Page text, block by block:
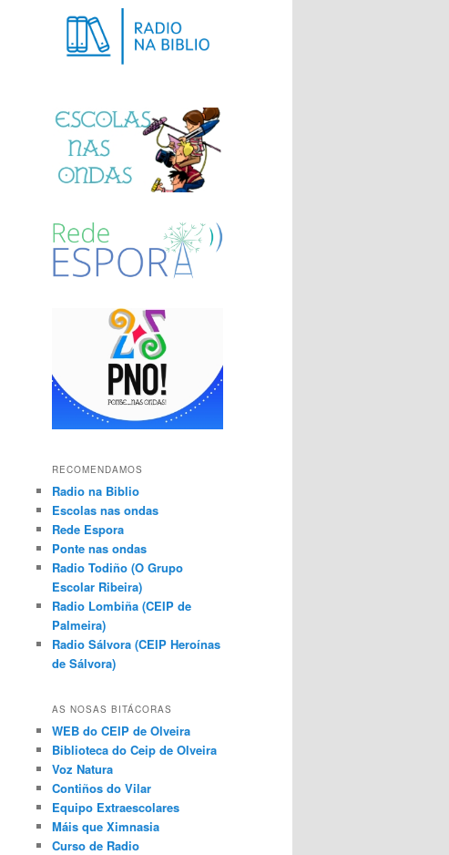
RECOMENDAMOS
Radio na Biblio
Escolas nas ondas
Rede Espora
Ponte nas ondas
Radio Todiño (O Grupo
Escolar Ribeira)
Radio Lombiña (CEIP de
Palmeira)
Radio Sálvora (CEIP Heroínas
de Sálvora)
AS NOSAS BITÁCORAS
WEB do CEIP de Olveira
Biblioteca do Ceip de Olveira
Voz Natura
Contiños do Vilar
Equipo Extraescolares
Máis que Ximnasia
Curso de Radio